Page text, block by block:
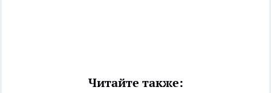
Читайте также: